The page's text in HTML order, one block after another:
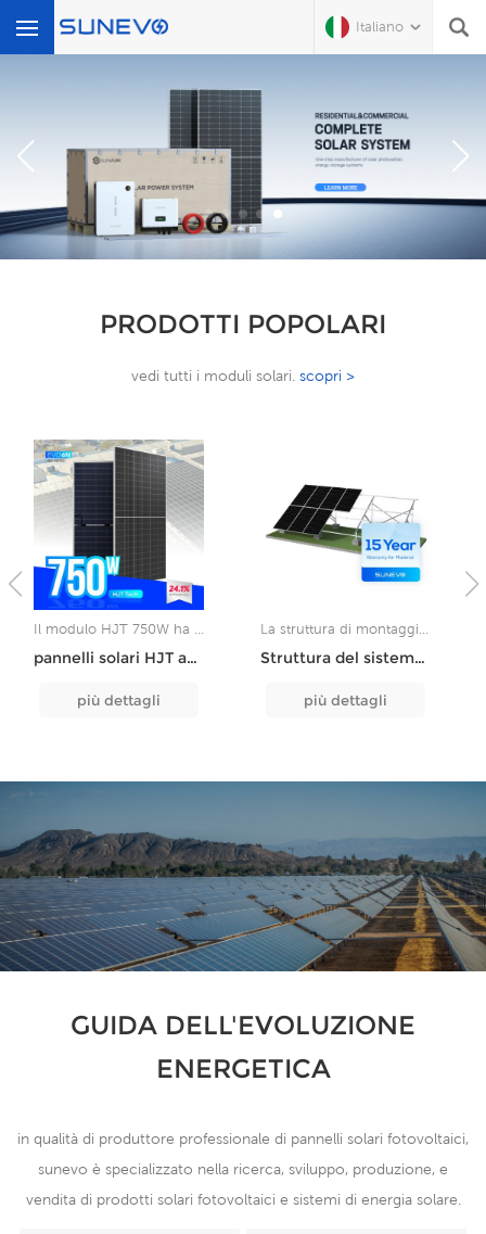
Italiano
Che Cosa Sta Cercando?
PRODOTTI POPOLARI
vedi tutti i moduli solari. scopri >
pannelli solari HJT ad alta potenza Sunevo 700W 720W 750W Modulo di potenza solare trasparente
più dettagli
Struttura del sistema di montaggio su rack per fondamenta in calcestruzzo a terra del pannello solare fotovoltaico Sunevo
più dettagli
GUIDA DELL'EVOLUZIONE
ENERGETICA
in qualità di produttore professionale di pannelli solari fotovoltaici,
sunevo è specializzato nella ricerca, sviluppo, produzione, e
vendita di prodotti solari fotovoltaici e sistemi di energia solare.